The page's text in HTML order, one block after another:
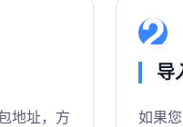
地址，方
2
导
如果